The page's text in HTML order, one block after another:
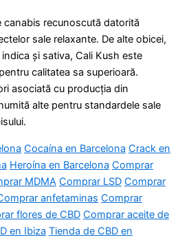
canabis recunoscută datorită
sale relaxante. De alte obicei,
și sativa, Cali Kush este
calitatea sa superioară.
asociată cu producția din
alte pentru standardele sale
Cocaína en Barcelona Crack en
Heroína en Barcelona Comprar
MDMA Comprar LSD Comprar
anfetaminas Comprar
flores de CBD Comprar aceite de
en Ibiza Tienda de CBD en